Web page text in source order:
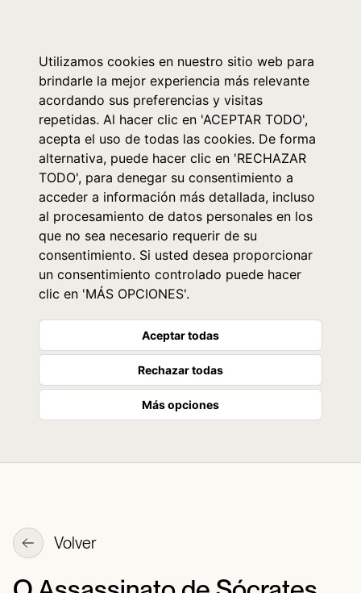
Utilizamos cookies en nuestro sitio web para
brindarle la mejor experiencia más relevante
acordando sus preferencias y visitas
repetidas. Al hacer clic en 'ACEPTAR TODO',
acepta el uso de todas las cookies. De forma
alternativa, puede hacer clic en 'RECHAZAR
TODO', para denegar su consentimiento a
acceder a información más detallada, incluso
al procesamiento de datos personales en los
que no sea necesario requerir de su
consentimiento. Si usted desea proporcionar
un consentimiento controlado puede hacer
clic en 'MÁS OPCIONES'.
Aceptar todas
Rechazar todas
Más opciones
Volver